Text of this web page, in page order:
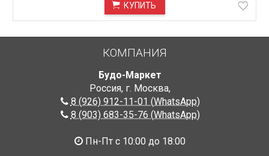
КУПИТЬ
КОМПАНИЯ
Будо-Маркет
Россия, г. Москва,
8 (926) 912-11-01 (WhatsApp)
8 (903) 683-35-76 (WhatsApp)
Пн-Пт с 10:00 до 18:00